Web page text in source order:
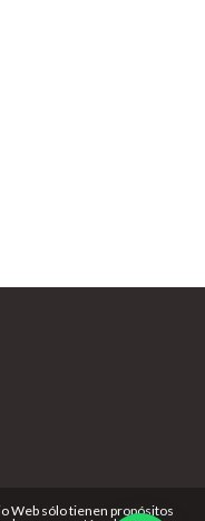
Web sólo tienen propósitos